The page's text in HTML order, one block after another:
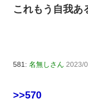
これもう自我あ
581: 名無しさん 2023/
>>570